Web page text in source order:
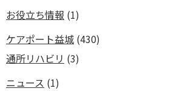
お役立ち情報 (1)
ケアポート益城 (430)
通所リハビリ (3)
ニュース (1)